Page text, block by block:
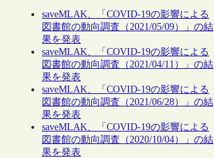
saveMLAK、「COVID-19の影響による
図書館の動向調査（2021/05/09）」の結
果を発表
saveMLAK、「COVID-19の影響による
図書館の動向調査（2021/04/11）」の結
果を発表
saveMLAK、「COVID-19の影響による
図書館の動向調査（2021/06/28）」の結
果を発表
saveMLAK、「COVID-19の影響による
図書館の動向調査（2020/10/04）」の結
果を発表